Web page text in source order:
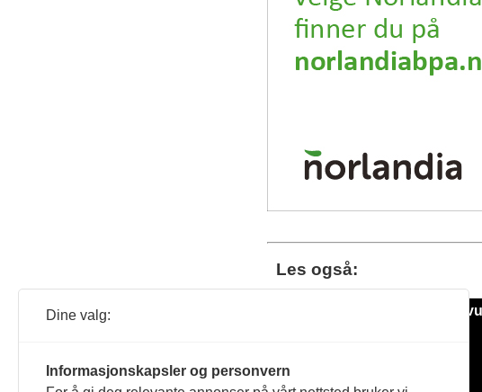
Les også:
Regjeringen
Dine valg:
Informasjonskapsler og personvern